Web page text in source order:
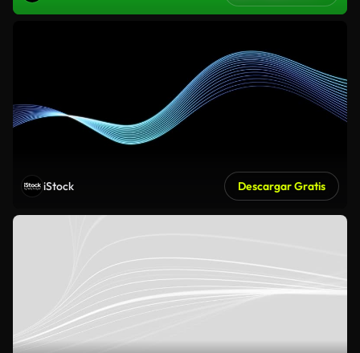
iStock Descargar Gratis